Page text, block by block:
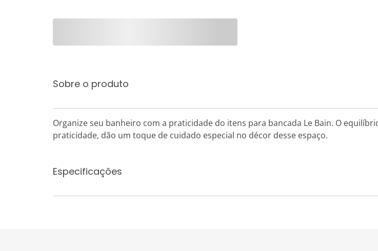
Sobre o produto
Organize seu banheiro com a praticidade do itens para bancada Le Bain. O
praticidade, dão um toque de cuidado especial no décor desse espaço.
Especificações